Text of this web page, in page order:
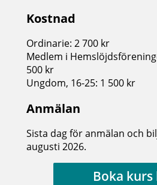
Kostnad
Ordinarie: 2 700 kr
Medlem i
500 kr
Ungdom, 16-25: 1 500 kr
Anmälan
Sista dag för anmälan och
augusti 2026.
Boka kurs